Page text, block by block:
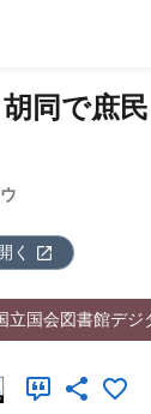
同で庶
く
立国会図書館デジ